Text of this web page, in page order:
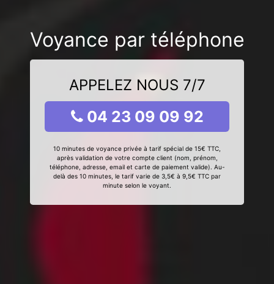
Voyance par téléphone
APPELEZ NOUS 7/7
04 23 09 09 92
10 minutes de voyance privée à tarif spécial de 15€ TTC,
après validation de votre compte client (nom, prénom,
téléphone, adresse, email et carte de paiement valide). Au-
delà des 10 minutes, le tarif varie de 3,5€ à 9,5€ TTC par
minute selon le voyant.